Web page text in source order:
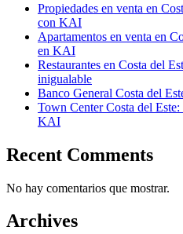
Propiedades en venta en
con KAI
Apartamentos en venta en
en KAI
Restaurantes en Costa del
inigualable
Banco General Costa del
Town Center Costa del
KAI
Recent Comments
No hay comentarios que mostrar.
Archives